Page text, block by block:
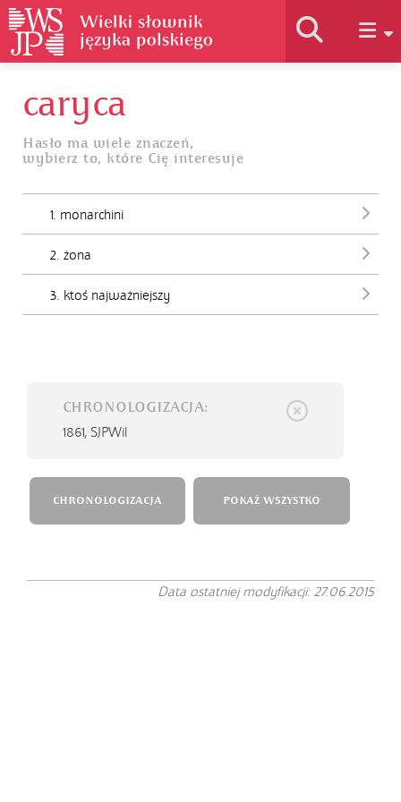
Jak korzystać
caryca
Hasło ma wiele znaczeń,
wybierz to, które Cię interesuje
1. monarchini
2. żona
3. ktoś najważniejszy
CHRONOLOGIZACJA:
1861, SJPWil
CHRONOLOGIZACJA POKAŻ WSZYSTKO
Data ostatniej modyfikacji: 27.06.2015